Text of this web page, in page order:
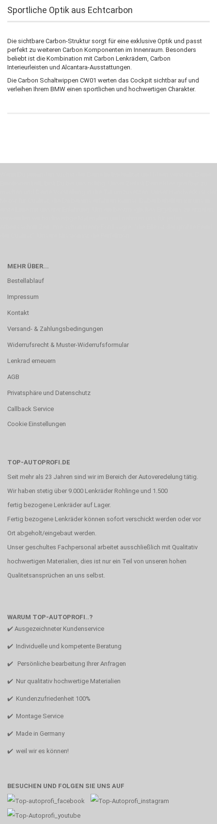
Sportliche Optik aus Echtcarbon
Die sichtbare Carbon-Struktur sorgt für eine exklusive Optik und passt
perfekt zu weiteren Carbon Komponenten im Innenraum. Besonders
beliebt ist die Kombination mit Carbon Lenkrädern, Carbon
Interieurleisten und Alcantara-Ausstattungen.
Die Carbon Schaltwippen CW01 werten das Cockpit sichtbar auf und
verleihen Ihrem BMW einen sportlichen und hochwertigen Charakter.
MEHR ÜBER...
Bestellablauf
Impressum
Kontakt
Versand- & Zahlungsbedingungen
Widerrufsrecht & Muster-Widerrufsformular
Lenkrad erneuern
AGB
Privatsphäre und Datenschutz
Callback Service
Cookie Einstellungen
TOP-AUTOPROFI.DE
Seit mehr als 23 Jahren sind wir im Bereich der Autoveredelung tätig.
Wir haben stetig über 9.000 Lenkräder Rohlinge und 1.500
fertig bezogene Lenkräder auf Lager.
Fertig bezogene Lenkräder können sofort verschickt werden oder vor
Ort abgeholt/eingebaut werden.
Unser geschultes Fachpersonal arbeitet ausschließlich mit Qualitativ
hochwertigen Materialien, dies ist nur ein Teil von unseren hohen
Qualitetsansprüchen an uns selbst.
WARUM TOP-AUTOPROFI..?
✔️ Ausgezeichneter Kundenservice
✔️ Individuelle und kompetente Beratung
✔️ Persönliche bearbeitung Ihrer Anfragen
✔️ Nur qualitativ hochwertige Materialien
✔️ Kundenzufriedenheit 100%
✔️ Montage Service
✔️ Made in Germany
✔️ weil wir es können!
BESUCHEN UND FOLGEN SIE UNS AUF